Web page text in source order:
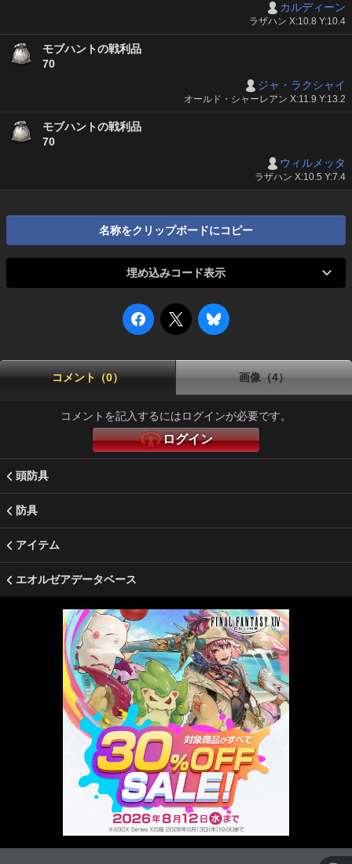
カルディーン
ラザハン X:10.8 Y:10.4
モブハントの戦利品
70
ジャ・ラクシャイ
オールド・シャーレアン X:11.9 Y:13.2
モブハントの戦利品
70
ウィルメッタ
ラザハン X:10.5 Y:7.4
名称をクリップボードにコピー
埋め込みコード表示
コメント（0） 画像（4）
コメントを記入するにはログインが必要です。
ログイン
頭防具
防具
アイテム
エオルゼアデータベース